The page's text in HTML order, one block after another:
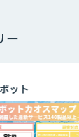
ドオピニオン
化AIソリュー
ー